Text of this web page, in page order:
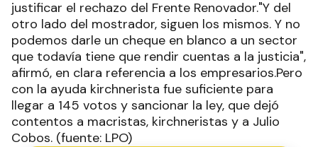
justificar el rechazo del Frente Renovador."Y del
otro lado del mostrador, siguen los mismos. Y no
podemos darle un cheque en blanco a un sector
que todavía tiene que rendir cuentas a la justicia",
afirmó, en clara referencia a los empresarios.Pero
con la ayuda kirchnerista fue suficiente para
llegar a 145 votos y sancionar la ley, que dejó
contentos a macristas, kirchneristas y a Julio
Cobos. (fuente: LPO)